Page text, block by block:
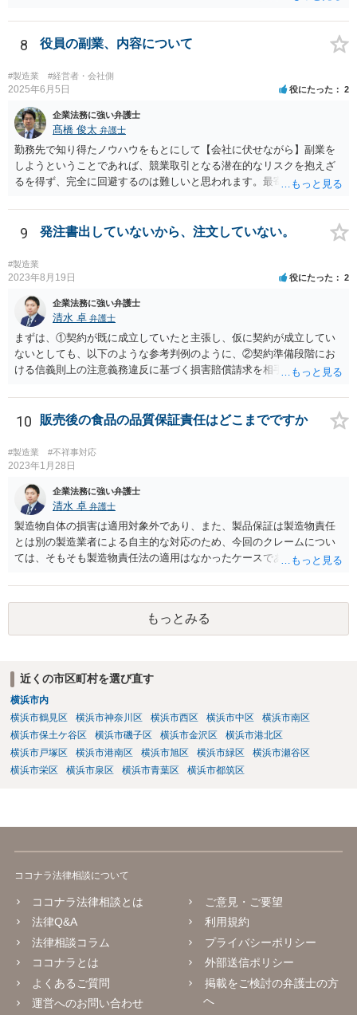
た検討が必要となります。 （会社側から見た手続等については、拙筆
ではありますが、下記が参考になるかもしれません。 https://keiyaku-
watch.jp/chokoben/media/transfer-restrictedstock） なお、弁護士を探
す場合の検索ワードとしては、「会社法 弁護士」「企業法務 弁護
士」「株式買取 弁護士」「株式評価 弁護士」「少数株主 弁護
分野に含まれることが多いため、企業法務や会社法を取り扱っている
弁護士を探すのが一般的でしょう。
8 役員の副業、内容について
#製造業 #経営者・会社側
2025年6月5日 役にたった 2
企業法務に強い弁護士
髙橋 俊太 弁護士
勤務先で知り得たノウハウをもとにして【会社に伏せながら】副業を
しようということであれば、競業取引となる潜在的なリスクを抱えざ
るを得ず、完全に回避するのは難しいと思われます。最寄りの弁護士
たします。
9 発注書出していないから、注文していない。
#製造業
2023年8月19日 役にたった 2
企業法務に強い弁護士
清水 卓 弁護士
まずは、①契約が既に成立していたと主張し、仮に契約が成立してい
ないとしても、以下のような参考判例のように、②契約準備段階にお
ける信義則上の注意義務違反に基づく損害賠償請求を相手会社にして
旨】 https://www.courts.go.jp/app/hanrei_jp/detail2?id=34183 「ＸがＡ
の意向を受けて開発，製造したゲーム機を順次ＸからＹ，ＹからＡに
要求をしたことによって締結に至らなかった場合において，Ｙが，開
発等の続行に難色を示すＸに対し，Ａから具体的な発注を受けていな
いにもかかわらず，ゲーム機２００台を発注する旨を口頭で約した
り，具体的な発注内容を記載した発注書及び条件提示書を交付するな
どし，ゲーム機の売買契約が確実に締結されるとの過大な期待を抱か
せてゲーム機の開発，製造に至らせたなど判示の事情の下では，Ｙ
は，Ｘに対する契約準備段階における信義則上の注意義務に違反した
ものとして，これによりＸに生じた損害を賠償する責任を負う。」
10 販売後の食品の品質保証責任はどこまでですか
#製造業 #不祥事対応
2023年1月28日
企業法務に強い弁護士
清水 卓 弁護士
製造物自体の損害は適用対象外であり、また、製品保証は製造物責任
とは別の製造業者による自主的な対応のため、今回のクレームについ
ては、そもそも製造物責任法の適用はなかったケースである可能性が
行為責任、契約不適合責任、債務不履行責任等の問題が生じる可能性
が、ありますが、そのためには、被害者側で加害者の過失や品質の契
約不適合等を立証する必要があります。 今回のケースのように、販
売（11月）からクレーム（翌年1月中旬）までの間に２ヶ月程度の期間
定できていなかった等の事情がある場合には、立証のための証拠がな
い状態であり、果たしてお客様側で貴社の過失や商品の品質の契約不
適合を立証できたのか疑義があるように思います。 貴社は、製造及
び通販等での販売をなされているようであり、購入するお客様（消費
者）の層•範囲も県内に留まらない全国規模の可能性もあるのではない
かとご推察致します。 今後、同様•類似のケースやさらなるハードケ
ースが生じる可能性に備え、①法務体制の整備•拡充（顧問弁護士の導
もっとみる
近くの市区町村を選び直す
横浜市内
横浜市鶴見区
横浜市神奈川区 横浜市西区 横浜市中区
横浜市南区
横浜市保土ケ谷区
横浜市磯子区 横浜市金沢区
横浜市港北区
横浜市戸塚区
横浜市港南区 横浜市旭区 横浜市緑区
横浜市瀬谷区
横浜市栄区
横浜市泉区 横浜市青葉区 横浜市都筑区
ココナラ法律相談について
ココナラ法律相談とは
法律Q&A
法律相談コラム
ココナラとは
よくあるご質問
運営へのお問い合わせ
ご意見・ご要望
利用規約
プライバシーポリシー
外部送信ポリシー
掲載をご検討の弁護士の方
へ